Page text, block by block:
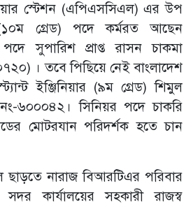
স্টেশন (এপিএসসিএল) এর উপ
গ্রেড) পদে কর্মরত আছেন
সুপারিশ প্রাপ্ত রাসন চাকমা
। তবে পিছিয়ে নেই বাংলাদেশ
ইঞ্জিনিয়ার (৯ম গ্রেড) শিমুল
নং-৬০০০৪২। সিনিয়র পদে চাকরি
মোটরযান পরিদর্শক হতে চান
নারাজ বিআরটিএর পরিবার
সদর কার্যালয়ের সহকারী রাজস্ব